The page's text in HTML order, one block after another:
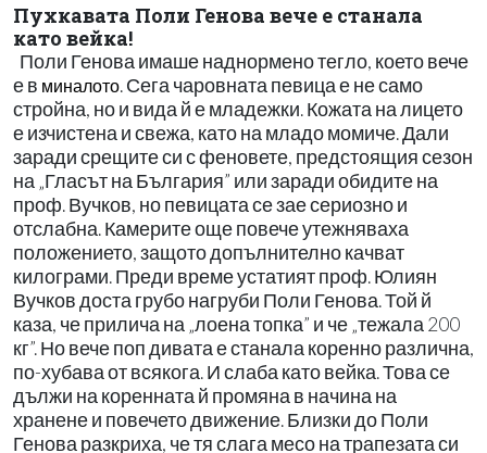
Пухкавата Поли Генова вече е станала
като вейка!
Поли Генова имаше наднормено тегло, което вече
е в миналото. Сега чаровната певица е не само
стройна, но и вида й е младежки. Кожата на лицето
е изчистена и свежа, като на младо момиче. Дали
заради срещите си с феновете, предстоящия сезон
на „Гласът на България” или заради обидите на
проф. Вучков, но певицата се зае сериозно и
отслабна. Камерите още повече утежняваха
положението, защото допълнително качват
килограми. Преди време устатият проф. Юлиян
Вучков доста грубо нагруби Поли Генова. Той й
каза, че прилича на „лоена топка” и че „тежала 200
кг”. Но вече поп дивата е станала коренно различна,
по-хубава от всякога. И слаба като вейка. Това се
дължи на коренната й промяна в начина на
хранене и повечето движение. Близки до Поли
Генова разкриха, че тя слага месо на трапезата си